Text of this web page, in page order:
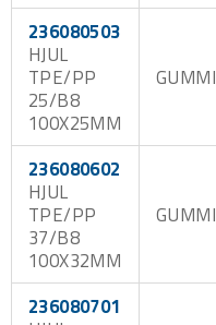
236080503
HJUL
TPE/PP
25/B8
100X25MM
GUMMI
236080602
HJUL
TPE/PP
37/B8
100X32MM
GUMMI
236080701